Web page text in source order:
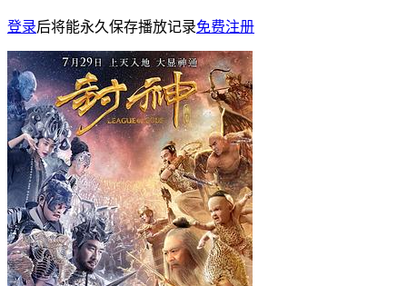
登录后将能永久保存播放记录免费注册